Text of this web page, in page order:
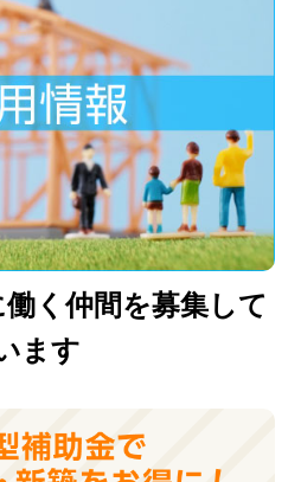
く仲間を募集して
ます